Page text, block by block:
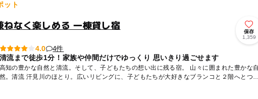
ット
ねなく楽しめる 一棟貸し宿
保存
1,359
4.0
4件
清流まで徒歩1分！家族や仲間だけでゆっくり 思いきり過ごせます
高知の豊かな自然と清流。そして、子どもたちの想い出に残る宿。 山々に囲まれた豊かな自
然。清流 汗見川のほとり。広いリビングに、子どもたちが大好きなブランコと２階へとつ